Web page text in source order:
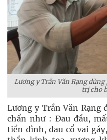
Lương y Trần Văn Rạng
trị cho
Lương y Trần Văn Rạng
chẩn như : Đau đầu,
tiền đình, đau cổ vai